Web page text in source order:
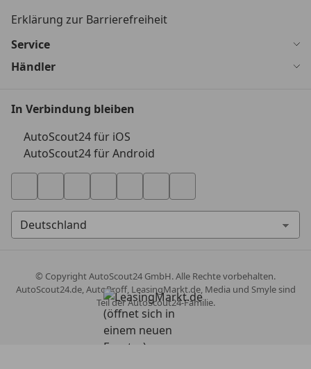
Erklärung zur Barrierefreiheit
Service
Händler
In Verbindung bleiben
AutoScout24 für iOS
AutoScout24 für Android
© CopyrightAutoScout24 GmbH. Alle Rechte vorbehalten.
AutoScout24.de, AutoProff, LeasingMarkt.de, Media und Smyle sind
Teil der AutoScout24-Familie.